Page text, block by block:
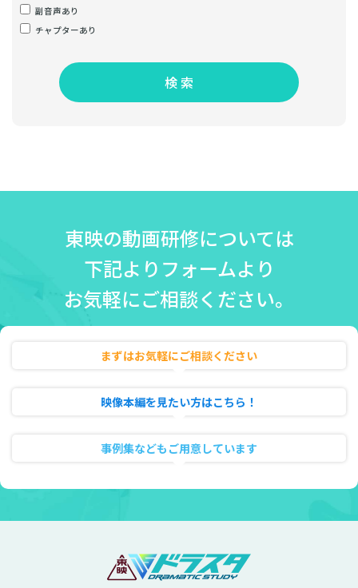
副音声あり
チャプターあり
検 索
東映の動画研修については
下記よりフォームより
お気軽にご相談ください。
まずはお気軽にご相談ください
映像本編を見たい方はこちら！
事例集などもご用意しています